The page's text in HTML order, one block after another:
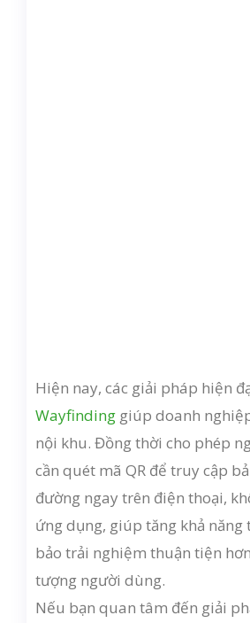
Hiện nay, các giải pháp hiện
Wayfinding giúp doanh
nội khu. Đồng thời cho phép
cần quét mã QR để truy cập
đường ngay trên điện thoại,
ứng dụng, giúp tăng khả năng
bảo trải nghiệm thuận tiện
tượng người dùng.
Nếu bạn quan tâm đến giải